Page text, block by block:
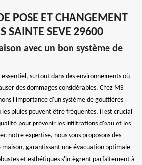
POSE ET CHANGEMENT
SAINTE SEVE 29600
avec un bon système de
surtout dans des environnements où
des dommages considérables. Chez MS
l'importance d'un système de gouttières
les pluies peuvent être fréquentes, il est crucial
pour prévenir les infiltrations d'eau et les
notre expertise, nous vous proposons des
maison, garantissant une évacuation optimale
et esthétiques s'intègrent parfaitement à